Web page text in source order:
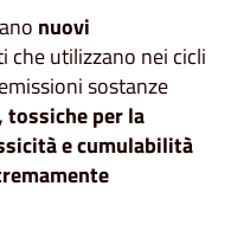
nuovi
che utilizzano nei cicli
sostanze
tossiche per la
e cumulabilità